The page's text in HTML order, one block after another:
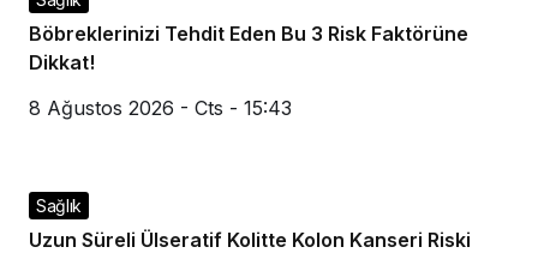
Böbreklerinizi Tehdit Eden Bu 3 Risk Faktörüne
Dikkat!
8 Ağustos 2026 - Cts - 15:43
Sağlık
Uzun Süreli Ülseratif Kolitte Kolon Kanseri Riski